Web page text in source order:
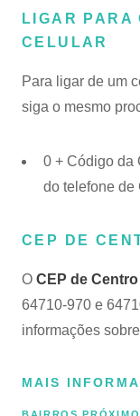
LIGAR PARA
CELULAR
Para ligar de um
siga o mesmo
0 + Código da
do telefone de
CEP DE
O CEP de
64710-970 e
informações
MAIS